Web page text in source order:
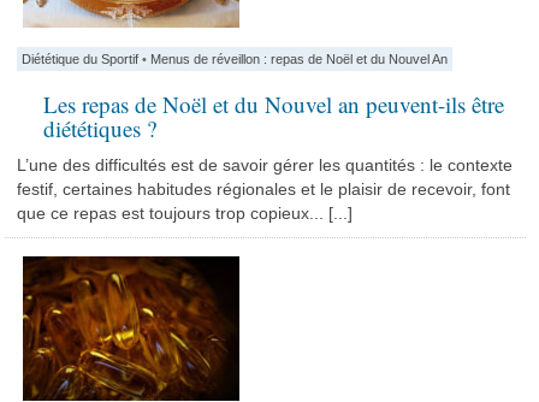
Diététique du Sportif • Menus de réveillon : repas de Noël et du Nouvel An
Les repas de Noël et du Nouvel an peuvent-ils être
diététiques ?
L’une des difficultés est de savoir gérer les quantités : le contexte
festif, certaines habitudes régionales et le plaisir de recevoir, font
que ce repas est toujours trop copieux... [...]